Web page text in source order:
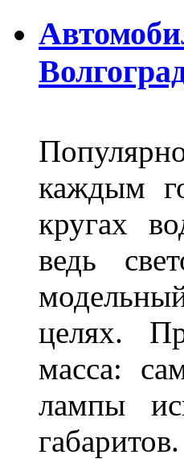
каждым
кругах
ведь
целях.
масса:
лампы
габаритов.